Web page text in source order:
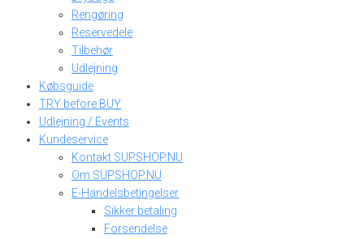
Rengøring
Reservedele
Tilbehør
Udlejning
Købsguide
TRY before BUY
Udlejning / Events
Kundeservice
Kontakt SUPSHOP.NU
Om SUPSHOP.NU
E-Handelsbetingelser
Sikker betaling
Forsendelse